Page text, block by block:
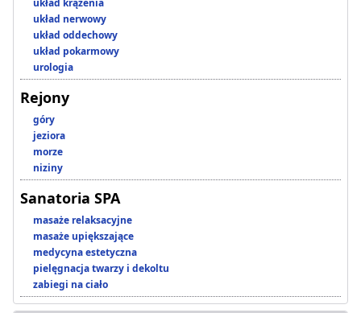
układ krążenia
układ nerwowy
układ oddechowy
układ pokarmowy
urologia
Rejony
góry
jeziora
morze
niziny
Sanatoria SPA
masaże relaksacyjne
masaże upiększające
medycyna estetyczna
pielęgnacja twarzy i dekoltu
zabiegi na ciało